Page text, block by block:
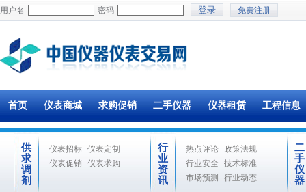
用户名 密码 免费注册
首页 仪表商城 求购促销 二手仪器 仪器租赁 工程信息
供
求
调
剂
仪表招标 仪表定制
仪表促销
仪表求购
行
业
资
讯
热点评论 政策法规
行业安全
技术标准
市场预测
行业动态
二
手
仪
器